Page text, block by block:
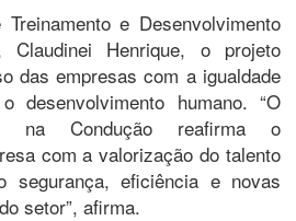
e Desenvolvimento
Claudinei Henrique, o projeto
das empresas com a igualdade
desenvolvimento humano. “O
na Condução reafirma o
com a valorização do talento
segurança, eficiência e novas
setor”, afirma.